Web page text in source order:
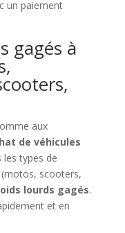
un paiement
gagés à
aux
de véhicules
types de
(motos, scooters,
lourds gagés.
et en